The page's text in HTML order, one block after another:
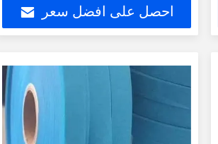
احصل على افضل سعر